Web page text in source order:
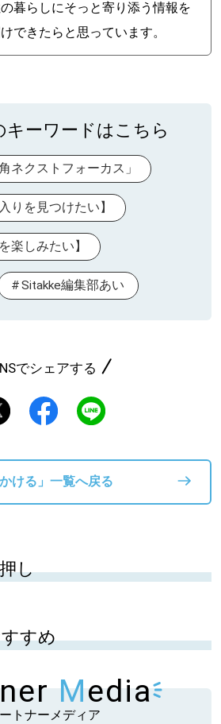
暮らしにそっと寄り添う情報を
できたらと思っています。
キーワードはこちら
ネクストフォーカス」
りを見つけたい】
楽しみたい】
Sitakke編集部あい
でシェアする
かける」一覧へ戻る
し
すめ
Media
トナーメディア